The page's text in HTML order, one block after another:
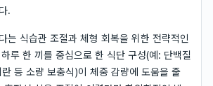
.
는 식습관 조절과 체형 회복을 위한 전략적인
루 한 끼를 중심으로 한 식단 구성(예: 단백질
등 소량 보충식)이 체중 감량에 도움을 줄